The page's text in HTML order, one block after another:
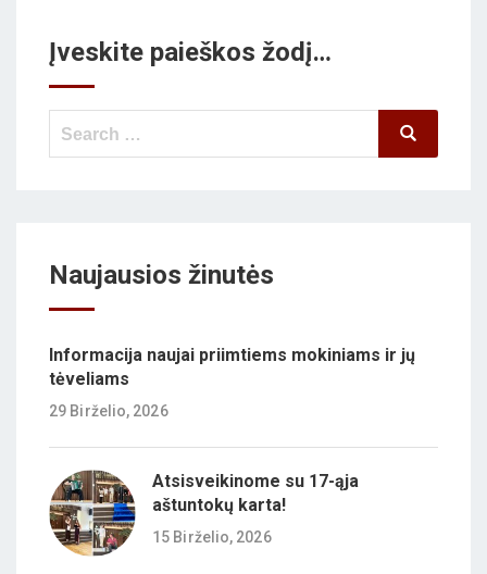
Įveskite paieškos žodį…
Search
Search
Naujausios žinutės
Informacija naujai priimtiems mokiniams ir jų
tėveliams
29 Birželio, 2026
Atsisveikinome su 17-ąja
aštuntokų karta!
15 Birželio, 2026